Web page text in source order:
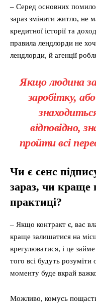
– Серед основних
зараз змінити житло, не
кредитної історії та
правила лендлорди не
лендлорди, й агенції
Якщо людина
заробітку,
відповідно,
пройти всі
Чи є сенс
зараз, чи краще
практиці?
– Якщо контракт є, вас
краще залишатися на
врегулюватися, і це
того всі будуть
моменту буде вкрай
Можливо, комусь